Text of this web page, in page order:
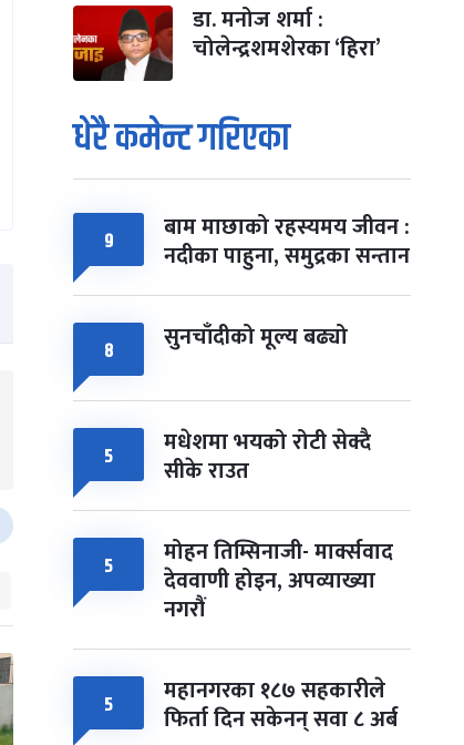
डा. मनोज शर्मा :
चोलेन्द्रशमशेरका ‘हिरा’
धेरै कमेन्ट गरिएका
९ बाम माछाको रहस्यमय जीवन :
नदीका पाहुना, समुद्रका सन्तान
८ सुनचाँदीको मूल्य बढ्यो
५ मधेशमा भयको रोटी सेक्दै
सीके राउत
५ मोहन तिम्सिनाजी- मार्क्सवाद
देववाणी होइन, अपव्याख्या
नगरौं
५ महानगरका १८७ सहकारीले
फिर्ता दिन सकेनन् सवा ८ अर्ब